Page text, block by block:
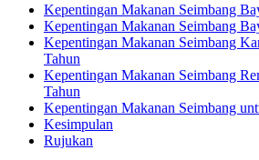
Kepentingan Makanan Seimbang
Kepentingan Makanan Seimbang
Kepentingan Makanan Seimbang
Tahun
Kepentingan Makanan Seimbang
Tahun
Kepentingan Makanan Seimbang
Kesimpulan
Rujukan